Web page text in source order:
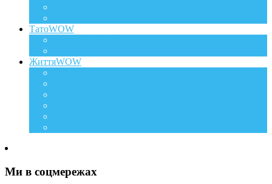
ТатоWOW
ЖиттяWOW
Ми в соцмережах